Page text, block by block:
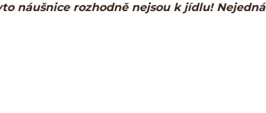
náušnice rozhodně nejsou k jídlu! Nejedná